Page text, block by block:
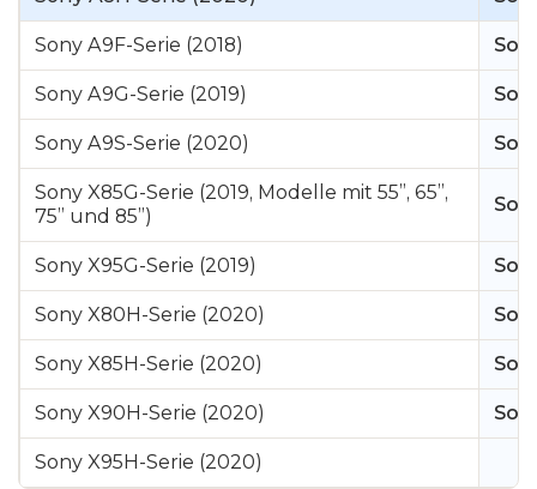
Sony A9F-Serie (2018)
Sony A9G-Serie (2019)
Sony A9S-Serie (2020)
Sony X85G-Serie (2019, Modelle mit 55”, 65”,
75” und 85”)
Sony X95G-Serie (2019)
Sony X80H-Serie (2020)
Sony X85H-Serie (2020)
Sony X90H-Serie (2020)
Sony X95H-Serie (2020)